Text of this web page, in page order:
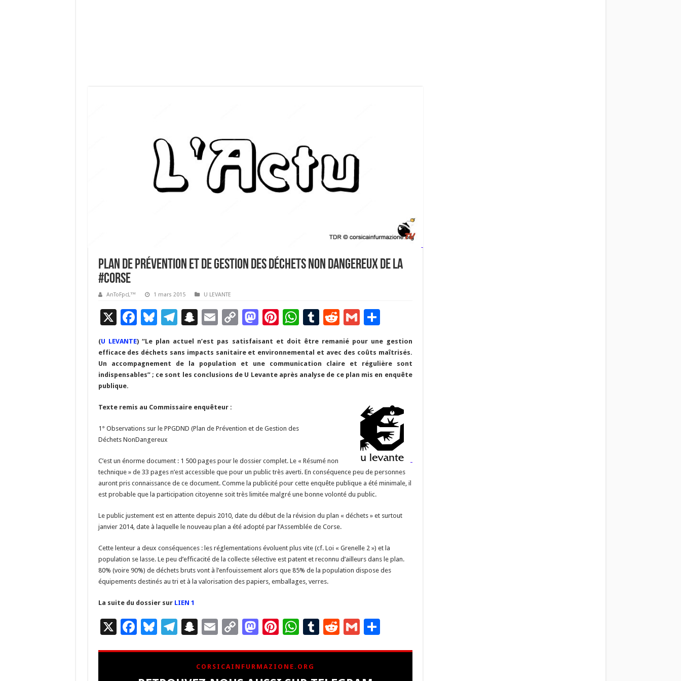
Plan de prévention et de gestion des déchets non dangereux de la
#Corse
AnToFpcL™ 1 mars 2015 U LEVANTE
X F
e
b
o
k
Bl
u
es
ky
T
e
gr
a
S
a
p
c
at
E
ai
l
C
o
p
y
Li
M
to
d
o
Pi
nt
er
es
t
W
h
at
sA
p
T
m
bl
r
R
e
d
di
t
G
ai
l
P
ta
g
er
(U LEVANTE) “Le plan actuel n’est pas satisfaisant et doit être remanié pour une gestion
efficace des déchets sans impacts sanitaire et environnemental et avec des coûts maîtrisés.
Un accompagnement de la population et une communication claire et régulière sont
indispensables” ; ce sont les conclusions de U Levante après analyse de ce plan mis en enquête
publique.
Texte remis au Commissaire enquêteur :
1° Observations sur le PPGDND (Plan de Prévention et de Gestion des
Déchets NonDangereux
C’est un énorme document : 1 500 pages pour le dossier complet. Le « Résumé non
technique » de 33 pages n’est accessible que pour un public très averti. En conséquence peu de personnes
auront pris connaissance de ce document. Comme la publicité pour cette enquête publique a été minimale, il
est probable que la participation citoyenne soit très limitée malgré une bonne volonté du public.
Le public justement est en attente depuis 2010, date du début de la révision du plan « déchets » et surtout
janvier 2014, date à laquelle le nouveau plan a été adopté par l’Assemblée de Corse.
Cette lenteur a deux conséquences : les réglementations évoluent plus vite (cf. Loi « Grenelle 2 ») et la
population se lasse. Le peu d’efficacité de la collecte sélective est patent et reconnu d’ailleurs dans le plan.
80% (voire 90%) de déchets bruts vont à l’enfouissement alors que 85% de la population dispose des
équipements destinés au tri et à la valorisation des papiers, emballages, verres.
La suite du dossier sur LIEN 1
X F
b
Bl
ky
T
gr
S
a
p
E
ai
l
C
p
y
M
to
d
Pi
er
es
W
at
sA
T
bl
R
di
G
l
P
CORSICAINFURMAZIONE.ORG